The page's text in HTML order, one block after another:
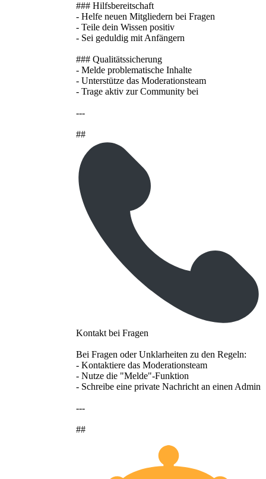
### Hilfsbereitschaft
- Helfe neuen Mitgliedern bei Fragen
- Teile dein Wissen positiv
- Sei geduldig mit Anfängern
### Qualitätssicherung
- Melde problematische Inhalte
- Unterstütze das Moderationsteam
- Trage aktiv zur Community bei
---
##
Kontakt bei Fragen
Bei Fragen oder Unklarheiten zu den Regeln:
- Kontaktiere das Moderationsteam
- Nutze die "Melde"-Funktion
- Schreibe eine private Nachricht an einen Admin
---
##